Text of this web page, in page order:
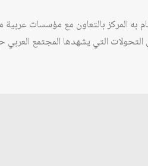
به المركز بالتعاون مع مؤسسات عربية
التي يشهدها المجتمع العربي